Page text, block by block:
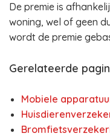
De premie is
woning, wel of geen
wordt de premie
Gerelateerde
Mobiele